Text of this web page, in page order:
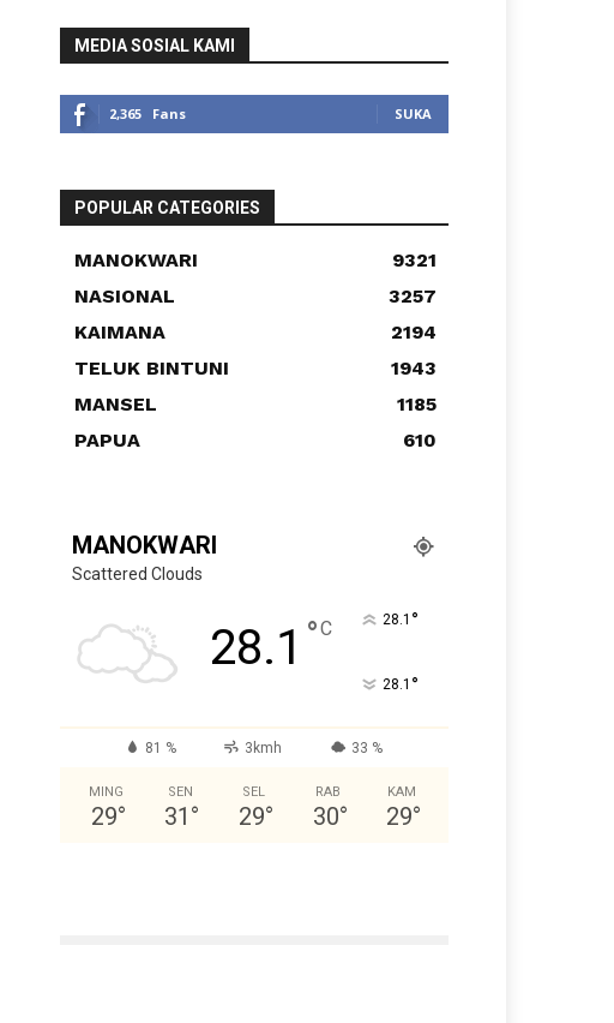
MEDIA SOSIAL KAMI
2,365 Fans SUKA
POPULAR CATEGORIES
MANOKWARI
9321
NASIONAL
3257
KAIMANA
2194
TELUK BINTUNI
1943
MANSEL
1185
PAPUA
610
MANOKWARI
Scattered Clouds
28.1 °C 28.1 °
28.1 °
81 % 3kmh 33 %
MING
29°
SEN
31 °
SEL
29°
RAB
30°
KAM
29°